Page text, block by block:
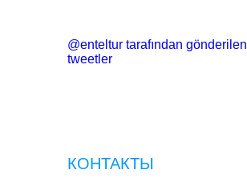
@enteltur tarafından gönderilen
tweetler
КОНТАКТЫ